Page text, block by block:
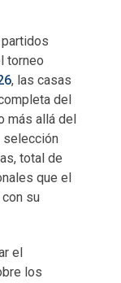
torneo
, las casas
del
más allá del
selección
total de
que el
su
el
los